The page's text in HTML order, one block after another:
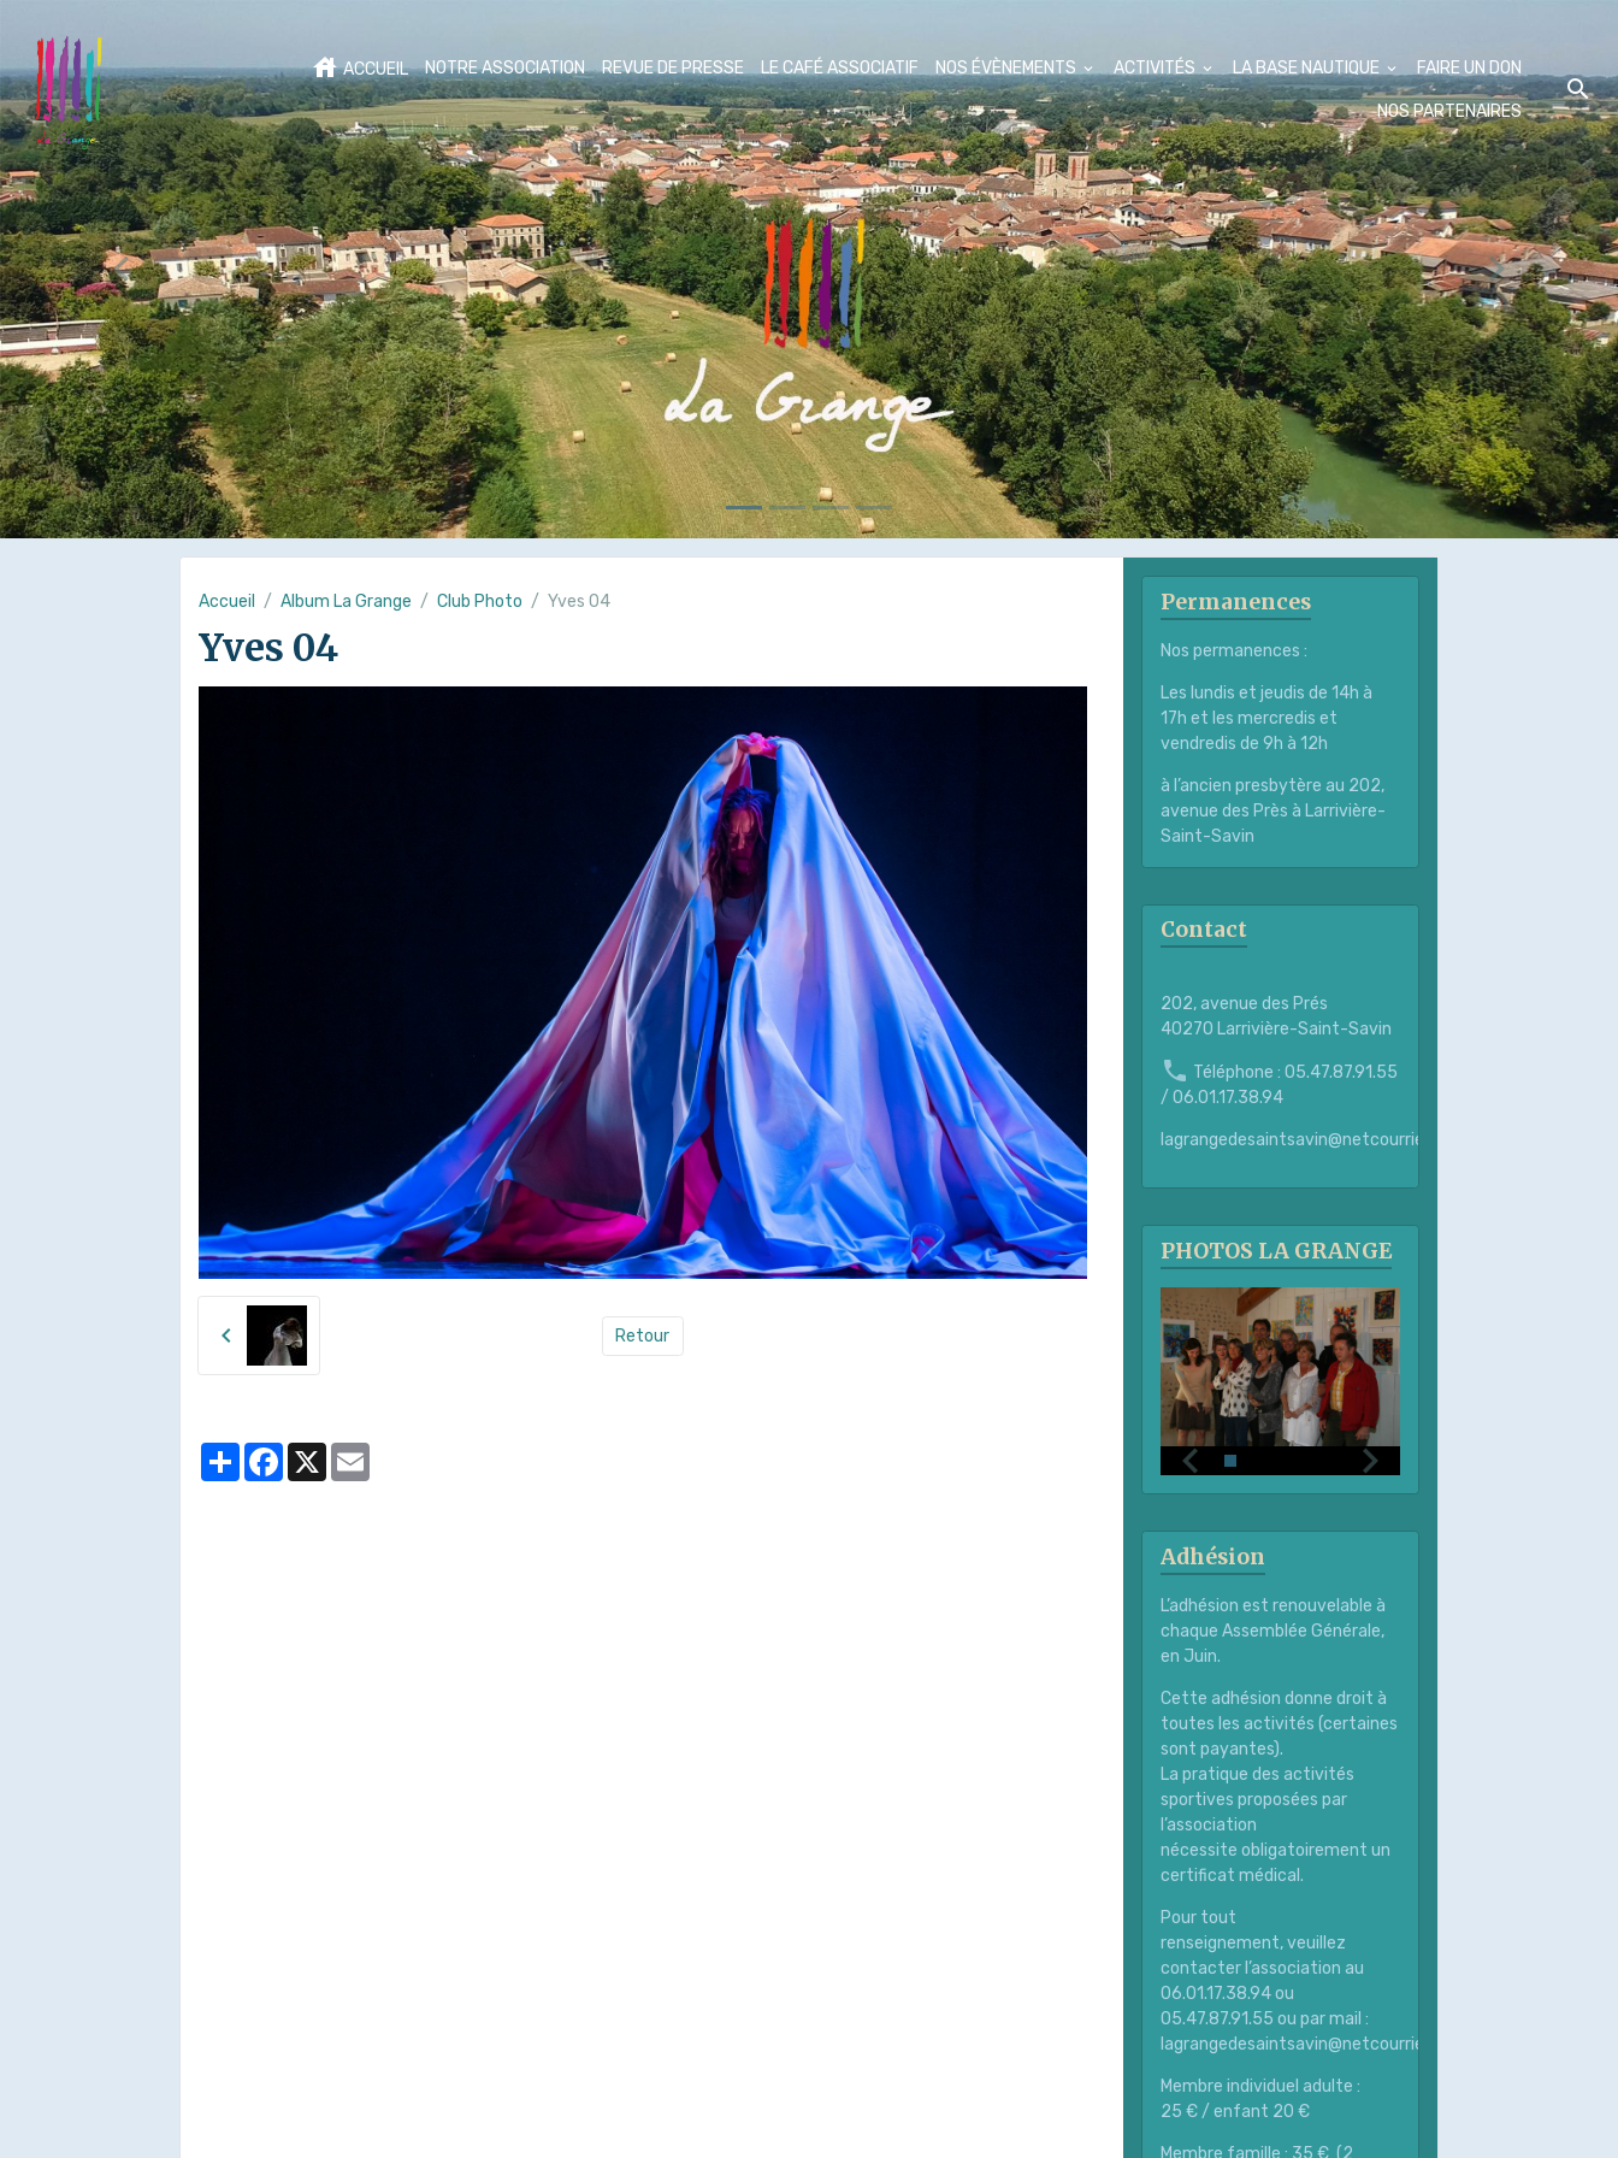
ACCUEIL NOTRE ASSOCIATION REVUE DE PRESSE LE CAFÉ ASSOCIATIF NOS ÉVÈNEMENTS ACTIVITÉS LA BASE NAUTIQUE FAIRE UN DON
NOS PARTENAIRES
Accueil Album La Grange Club Photo Yves 04
Yves 04
Retour
PartagerFacebook
X
Permanences
Nos permanences :
Les lundis et jeudis de 14h à
17h et les mercredis et
vendredis de 9h à 12h
à l’ancien presbytère au 202,
avenue des Près à Larrivière-
Saint-Savin
Contact
202, avenue des Prés
40270 Larrivière-Saint-Savin
Téléphone : 05.47.87.91.55
/ 06.01.17.38.94
lagrangedesaintsavin@netcourrier.com
PHOTOS LA GRANGE
Adhésion
L’adhésion est renouvelable à
chaque Assemblée Générale,
en Juin.
Cette adhésion donne droit à
toutes les activités (certaines
sont payantes).
La pratique des activités
sportives proposées par
l’association
nécessite obligatoirement un
certificat médical.
Pour tout
renseignement, veuillez
contacter l’association au
06.01.17.38.94 ou
05.47.87.91.55 ou par mail :
lagrangedesaintsavin@netcourrier.com
Membre individuel adulte :
25 € / enfant 20 €
Membre famille : 35 € (2